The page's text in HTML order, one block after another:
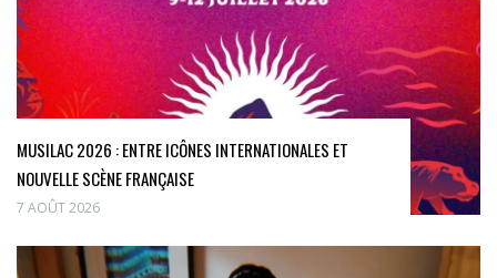
MUSILAC 2026 : ENTRE ICÔNES INTERNATIONALES ET
NOUVELLE SCÈNE FRANÇAISE
7 AOÛT 2026